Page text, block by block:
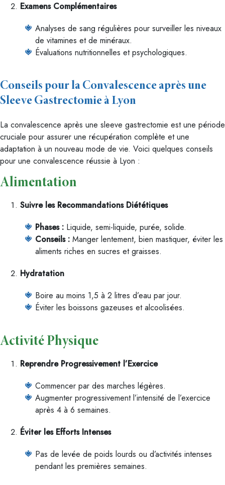
Examens Complémentaires
Analyses de sang régulières pour surveiller les niveaux
de vitamines et de minéraux.
Évaluations nutritionnelles et psychologiques.
Conseils pour la Convalescence après une
Sleeve Gastrectomie à Lyon
La convalescence après une sleeve gastrectomie est une période
cruciale pour assurer une récupération complète et une
adaptation à un nouveau mode de vie. Voici quelques conseils
pour une convalescence réussie à Lyon :
Alimentation
Suivre les Recommandations Diététiques
Phases : Liquide, semi-liquide, purée, solide.
Conseils : Manger lentement, bien mastiquer, éviter les
aliments riches en sucres et graisses.
Hydratation
Boire au moins 1,5 à 2 litres d’eau par jour.
Éviter les boissons gazeuses et alcoolisées.
Activité Physique
Reprendre Progressivement l’Exercice
Commencer par des marches légères.
Augmenter progressivement l’intensité de l’exercice
après 4 à 6 semaines.
Éviter les Efforts Intenses
Pas de levée de poids lourds ou d’activités intenses
pendant les premières semaines.